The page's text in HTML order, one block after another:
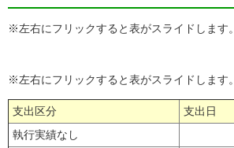
※左右にフリックすると表がスライドします。
※左右にフリックすると表がスライドします。
支出区分 支出日
執行実績なし